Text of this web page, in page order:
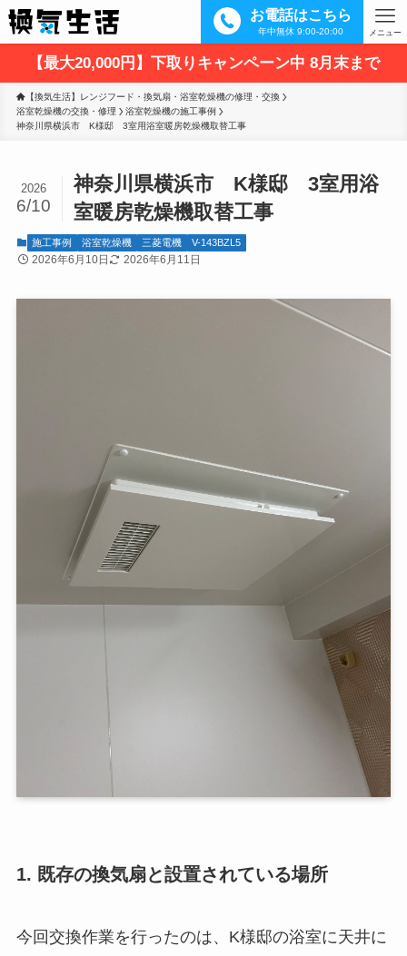
お電話はこちら
年中無休 9:00-20:00 メニュー
【最大20,000円】下取りキャンペーン中 8月末まで
【換気生活】レンジフード・換気扇・浴室乾燥機の修理・交換
浴室乾燥機の交換・修理
浴室乾燥機の施工事例
神奈川県横浜市　K様邸　3室用浴室暖房乾燥機取替工事
神奈川県横浜市 K様邸 3室用浴
室暖房乾燥機取替工事
2026
6/10
施工事例 浴室乾燥機 三菱電機 V-143BZL5
2026年6月10日 2026年6月11日
1. 既存の換気扇と設置されている場所
今回交換作業を行ったのは、K様邸の浴室に天井に